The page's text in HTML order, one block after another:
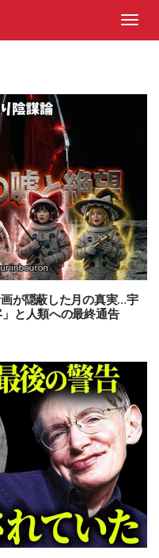
が隠蔽した月の真実…宇
と人類への最終通告